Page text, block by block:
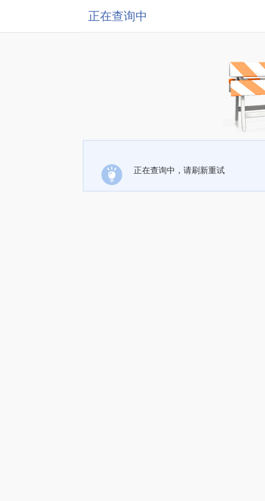
正在查询中
正在查询中，请刷新重试